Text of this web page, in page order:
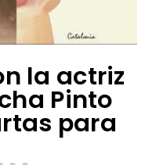
la actriz
Pinto
para